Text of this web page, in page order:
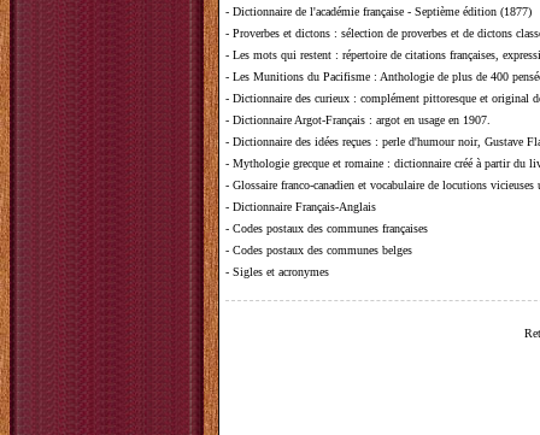
- Dictionnaire de l'académie française - Septième édition (1877)
- Proverbes et dictons : sélection de proverbes et de dictons
- Les mots qui restent : répertoire de citations françaises,
- Les Munitions du Pacifisme : Anthologie de plus de 400
- Dictionnaire des curieux : complément pittoresque et original
- Dictionnaire Argot-Français : argot en usage en 1907.
- Dictionnaire des idées reçues : perle d'humour noir, Gustave
- Mythologie grecque et romaine : dictionnaire créé à partir du
- Glossaire franco-canadien et vocabulaire de locutions vicieuses
- Dictionnaire Français-Anglais
- Codes postaux des communes françaises
- Codes postaux des communes belges
- Sigles et acronymes